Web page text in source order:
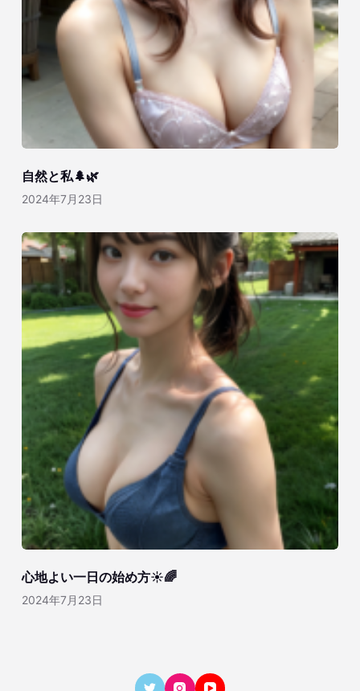
自然と私🌲🌿
2024年7月23日
心地よい一日の始め方☀️🌈
2024年7月23日